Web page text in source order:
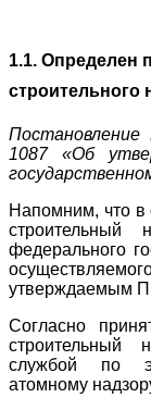
1.1. Определен
строительного
1087 «Об
Напомним, что в
строительный
федерального
утверждаемым
Согласно
строительный
службой по
атомному